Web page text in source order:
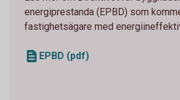
energiprestanda (EPBD) som
fastighetsägare med
EPBD (pdf)